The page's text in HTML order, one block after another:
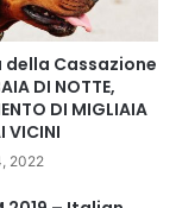
della Cassazione
DI NOTTE,
DI MIGLIAIA
VICINI
2022